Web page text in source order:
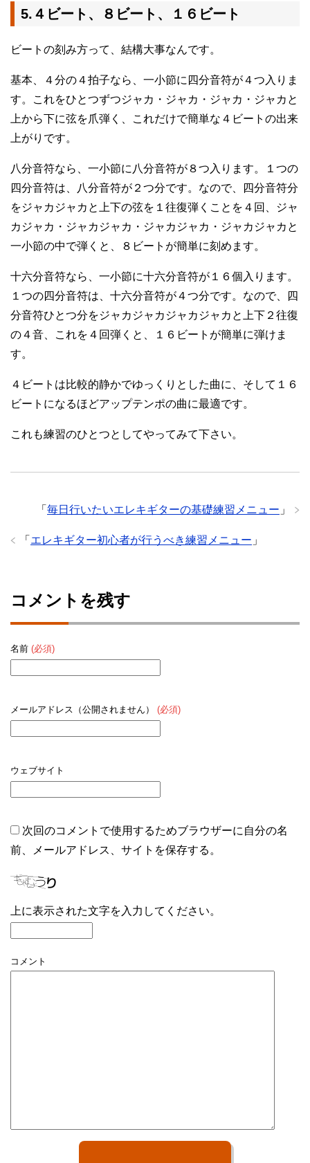
5.４ビート、８ビート、１６ビート
ビートの刻み方って、結構大事なんです。
基本、４分の４拍子なら、一小節に四分音符が４つ入りま
す。これをひとつずつジャカ・ジャカ・ジャカ・ジャカと
上から下に弦を爪弾く、これだけで簡単な４ビートの出来
上がりです。
八分音符なら、一小節に八分音符が８つ入ります。１つの
四分音符は、八分音符が２つ分です。なので、四分音符分
をジャカジャカと上下の弦を１往復弾くことを４回、ジャ
カジャカ・ジャカジャカ・ジャカジャカ・ジャカジャカと
一小節の中で弾くと、８ビートが簡単に刻めます。
十六分音符なら、一小節に十六分音符が１６個入ります。
１つの四分音符は、十六分音符が４つ分です。なので、四
分音符ひとつ分をジャカジャカジャカジャカと上下２往復
の４音、これを４回弾くと、１６ビートが簡単に弾けま
す。
４ビートは比較的静かでゆっくりとした曲に、そして１６
ビートになるほどアップテンポの曲に最適です。
これも練習のひとつとしてやってみて下さい。
「 毎日行いたいエレキギターの基礎練習メニュー 」
「 エレキギター初心者が行うべき練習メニュー 」
コメントを残す
名前 (必須)
メールアドレス（公開されません） (必須)
ウェブサイト
次回のコメントで使用するためブラウザーに自分の名
前、メールアドレス、サイトを保存する。
上に表示された文字を入力してください。
コメント